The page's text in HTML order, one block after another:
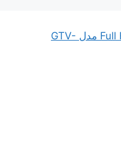
تلویزیون جی پلاس 43 اینچ Full HD مدل GTV-